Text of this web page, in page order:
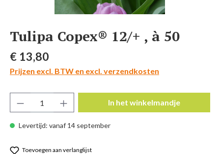
Tulipa Copex® 12/+ , à 50
Normale prijs:
€ 13,80
Prijzen excl. BTW en excl. verzendkosten
Levertijd: vanaf 14 september
Producthoeveelheid: Voer de gewenste
In het winkelmandje
Toevoegen aan verlanglijst